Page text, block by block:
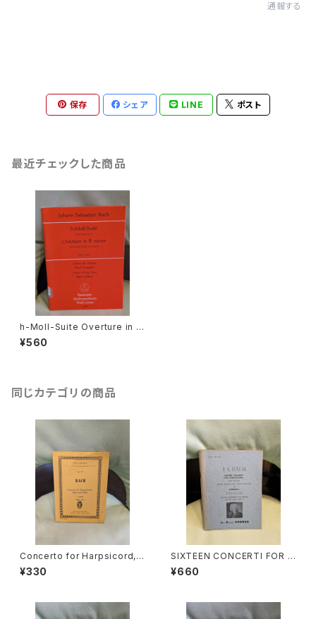
通報する
保存 シェア LINE ポスト
最近チェックした商品
h-Moll-Suite Overture in h
BWV1067【著者：J.S.BACH】
出版社：Bärenreiter Studien
¥560
同じカテゴリの商品
Concerto for Harpsicord,Fl
ute and Violin A-minor BW
V 1044【著者：J.S.BACH】出版
¥330
SIXTEEN CONCERTI FOR H
ARPSICHORD BWV972-98
7(AFTER VIVALDI AND OTH
ORES 1955年
¥660